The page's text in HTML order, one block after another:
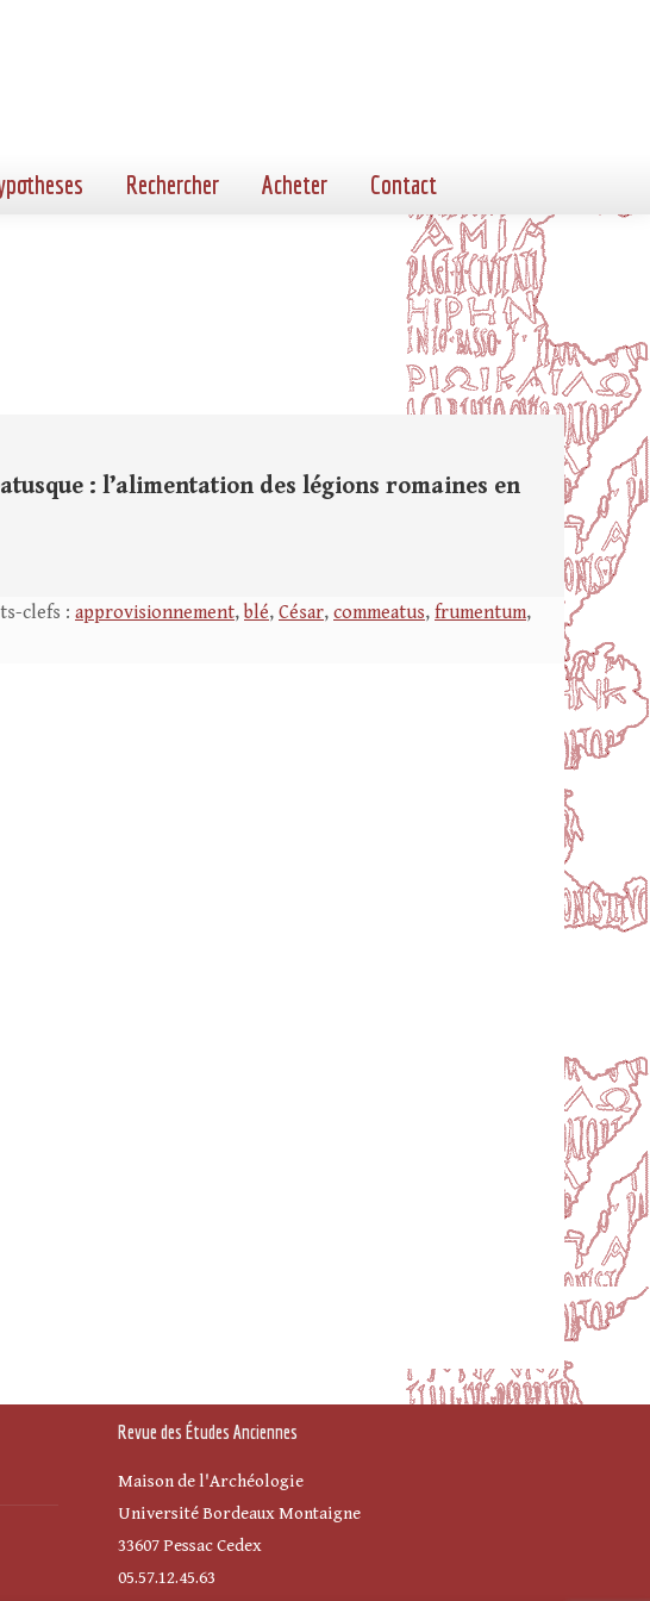
Rechercher Acheter Contact
: l’alimentation des légions romaines en
clefs : approvisionnement, blé, César, commeatus, frumentum,
Revue des Études Anciennes
Maison de l'Archéologie
Université Bordeaux Montaigne
33607 Pessac Cedex
05.57.12.45.63